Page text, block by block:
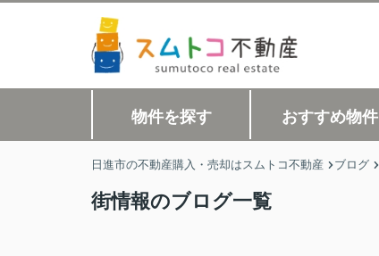
物件を探す おすすめ物件
日進市の不動産購入・売却はスムトコ不動産 ブログ
街情報のブログ一覧